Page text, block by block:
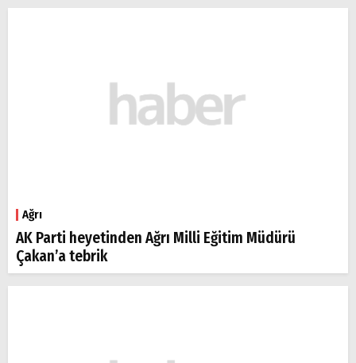
Ağrı
AK Parti heyetinden Ağrı Milli Eğitim Müdürü
Çakan’a tebrik